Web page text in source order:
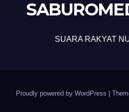
SUARA RAKYAT
Proudly powered by WordPress